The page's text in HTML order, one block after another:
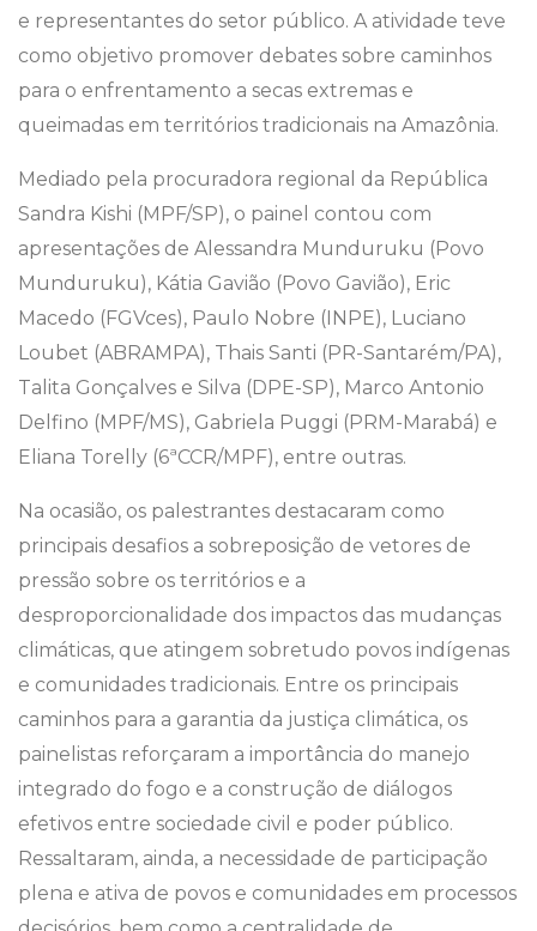
e representantes do setor público. A atividade teve
como objetivo promover debates sobre caminhos
para o enfrentamento a secas extremas e
queimadas em territórios tradicionais na Amazônia.
Mediado pela procuradora regional da República
Sandra Kishi (MPF/SP), o painel contou com
apresentações de Alessandra Munduruku (Povo
Munduruku), Kátia Gavião (Povo Gavião), Eric
Macedo (FGVces), Paulo Nobre (INPE), Luciano
Loubet (ABRAMPA), Thais Santi (PR-Santarém/PA),
Talita Gonçalves e Silva (DPE-SP), Marco Antonio
Delfino (MPF/MS), Gabriela Puggi (PRM-Marabá) e
Eliana Torelly (6ªCCR/MPF), entre outras.
Na ocasião, os palestrantes destacaram como
principais desafios a sobreposição de vetores de
pressão sobre os territórios e a
desproporcionalidade dos impactos das mudanças
climáticas, que atingem sobretudo povos indígenas
e comunidades tradicionais. Entre os principais
caminhos para a garantia da justiça climática, os
painelistas reforçaram a importância do manejo
integrado do fogo e a construção de diálogos
efetivos entre sociedade civil e poder público.
Ressaltaram, ainda, a necessidade de participação
plena e ativa de povos e comunidades em processos